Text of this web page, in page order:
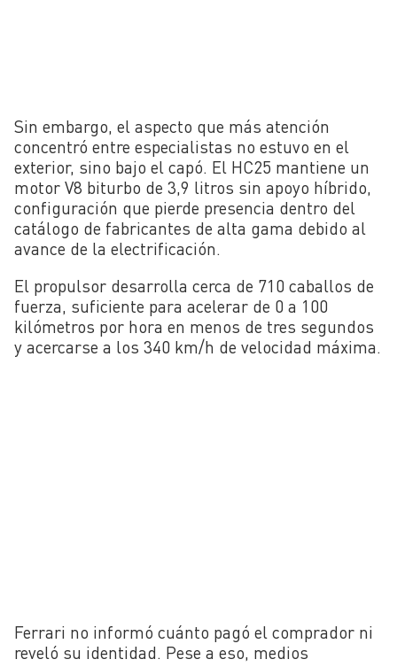
Sin embargo, el aspecto que más atención
concentró entre especialistas no estuvo en el
exterior, sino bajo el capó. El HC25 mantiene un
motor V8 biturbo de 3,9 litros sin apoyo híbrido,
configuración que pierde presencia dentro del
catálogo de fabricantes de alta gama debido al
avance de la electrificación.
El propulsor desarrolla cerca de 710 caballos de
fuerza, suficiente para acelerar de 0 a 100
kilómetros por hora en menos de tres segundos
y acercarse a los 340 km/h de velocidad máxima.
Ferrari no informó cuánto pagó el comprador ni
reveló su identidad. Pese a eso, medios